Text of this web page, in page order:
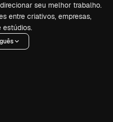
seu melhor trabalho.
entre criativos, empresas,
estúdios.